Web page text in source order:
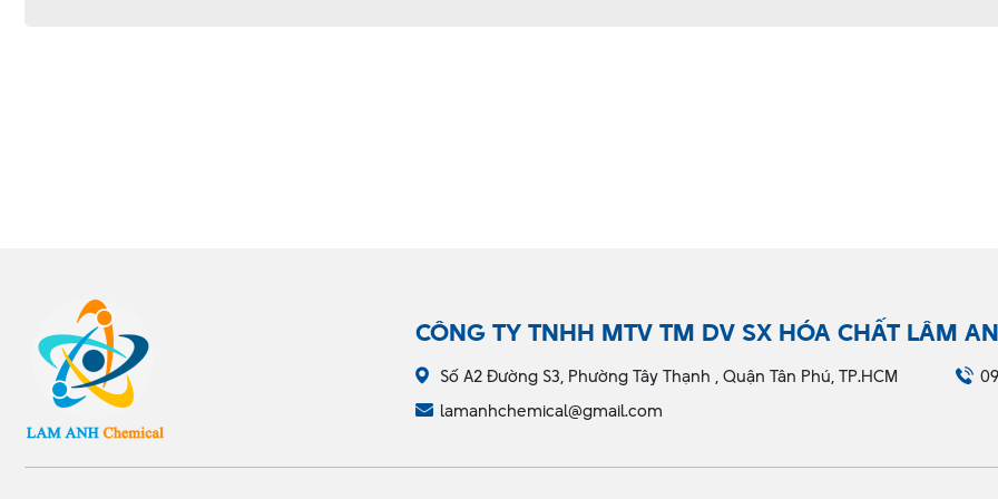
CÔNG TY TNHH MTV TM DV SX HÓA CHẤT LÂM
Số A2 Đường S3, Phường Tây Thạnh , Quận Tân Phú, TP.HCM
lamanhchemical@gmail.com